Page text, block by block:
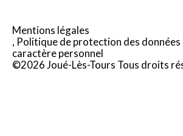
Mentions légales
Politique de protection des données
caractère personnel
©2026 Joué-Lès-Tours Tous droits